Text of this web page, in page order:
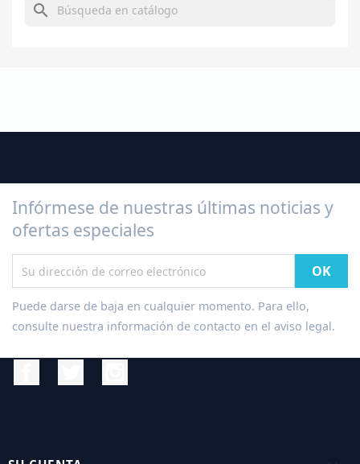
search
Infórmese de nuestras últimas noticias y
ofertas especiales
Puede darse de baja en cualquier momento. Para ello,
consulte nuestra información de contacto en el aviso legal.